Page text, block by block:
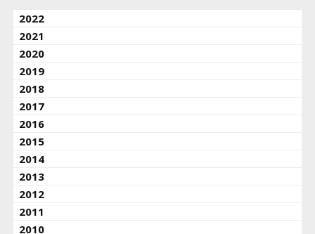
2022
2021
2020
2019
2018
2017
2016
2015
2014
2013
2012
2011
2010